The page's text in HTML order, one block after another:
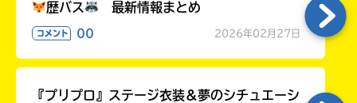
歴バス 最新情報まとめ
コメント 00 2026年02月27日
『プリプロ』ステージ衣装＆夢のシチュエーシ